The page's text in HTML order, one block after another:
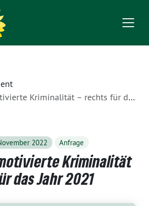
Kriminalität – rechts für das Jahr 2021
2022 Anfrage
Kriminalität
das Jahr 2021